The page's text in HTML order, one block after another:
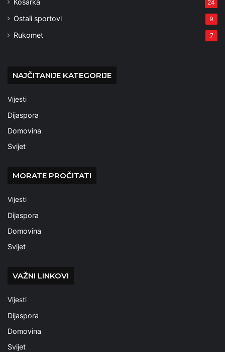
Košarka 24
Ostali sportovi 9
Rukomet 7
NAJČITANIJE KATEGORIJE
Vijesti
Dijaspora
Domovina
Svijet
MORATE PROČITATI
Vijesti
Dijaspora
Domovina
Svijet
VAŽNI LINKOVI
Vijesti
Dijaspora
Domovina
Svijet